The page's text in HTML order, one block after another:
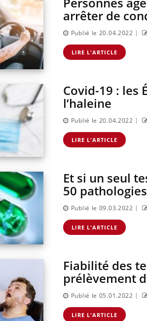
arrêter de
Publié le 20.04.2022 |
LIRE L'ARTICLE
Covid-19 : les
l’haleine
Publié le 20.04.2022 |
LIRE L'ARTICLE
Et si un seul
50
Publié le 09.03.2022 |
LIRE L'ARTICLE
Fiabilité des
prélèvement
Publié le 05.01.2022 |
LIRE L'ARTICLE
Syndrome métabolique :
quels sont les meilleurs
exercices physiques ?
Comment éviter une otite
pendant les vacances ?
Hantavirus : un cas détecté
chez un touriste en France